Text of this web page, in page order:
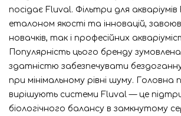
посідає Fluval. Фільтри для
еталоном якості та інновацій,
новачків, так і професійних
Популярність цього бренду
здатністю забезпечувати
при мінімальному рівні шуму. Головна
вирішують системи Fluval — це
біологічного балансу в замкнутому